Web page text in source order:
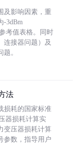
及影响因素，重
-3dBm
考值表格。同时
连接器问题）及
。
法
损耗的国家标准
器损耗计算实
变压器损耗计算
参数，指导用户